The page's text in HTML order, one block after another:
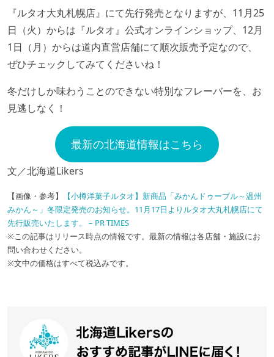
『ルタオ大丸札幌店』にて先行発売となりますが、11月25
日（火）からは『ルタオ』公式オンラインショップ、12月
1日（月）からは道内直営店舗にて順次販売予定なので、
ぜひチェックしてみてくださいね！
冬だけしか味わうことのできない特別なフレーバーを、お
見逃しなく！
最新の北海道情報はこちら
文／北海道Likers
【画像・参考】
【小樽洋菓子ルタオ】新商品「みかんドゥーブル～温州
みかん～」冬限定発売のお知らせ。11月17日よりルタオ大丸札幌店にて
先行販売いたします。 – PR TIMES
※この記事はリリース時点の情報です。最新の情報は各店舗・施設にお
問い合わせください。
※文中の価格はすべて税込みです。